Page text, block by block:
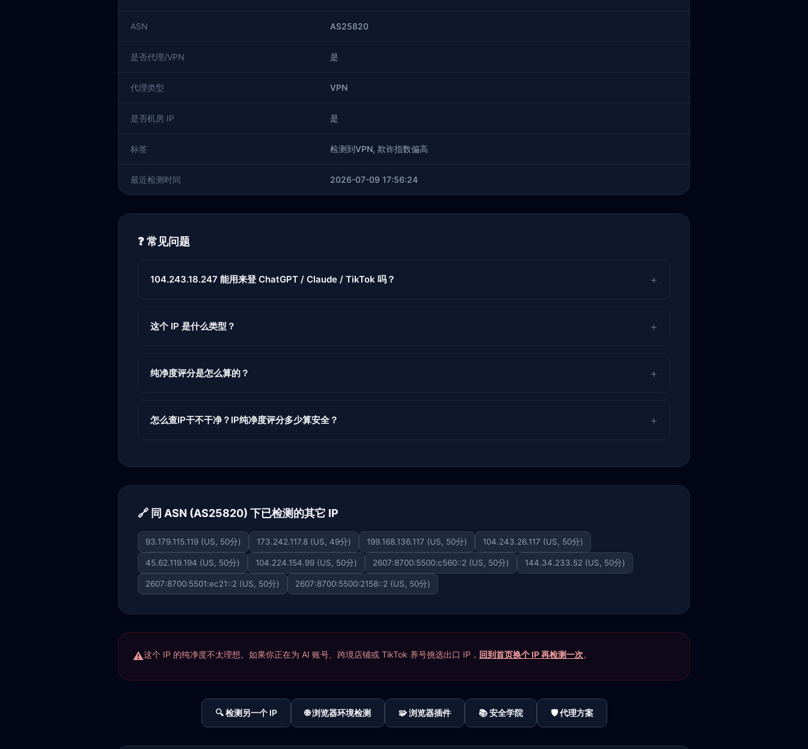
ASN AS25820
是否代理/VPN 是
代理类型 VPN
是否机房 IP 是
标签 检测到VPN, 欺诈指数偏高
最近检测时间 2026-07-09 17:56:24
❓ 常见问题
104.243.18.247 能用来登 ChatGPT / Claude / TikTok 吗？
这个 IP 是什么类型？
纯净度评分是怎么算的？
怎么查IP干不干净？IP纯净度评分多少算安全？
🔗 同 ASN (AS25820) 下已检测的其它 IP
93.179.115.119 (US, 50分) 173.242.117.8 (US, 49分) 199.168.136.117 (US, 50分) 104.243.26.117 (US, 50分)
45.62.119.194 (US, 50分) 104.224.154.99 (US, 50分) 2607:8700:5500:c560::2 (US, 50分) 144.34.233.52 (US, 50分)
2607:8700:5501:ec21::2 (US, 50分) 2607:8700:5500:2158::2 (US, 50分)
这个 IP 的纯净度不太理想。如果你正在为 AI 账号、跨境店铺或 TikTok 养号挑选出口 IP， 回到首页换个 IP 再检测一次。
🔍 检测另一个 IP 🌐 浏览器环境检测 🧩 浏览器插件 📚 安全学院 🛡️ 代理方案